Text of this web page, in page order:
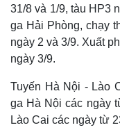
31/8 và 1/9, tàu HP3
ga Hải Phòng, chạy
ngày 2 và 3/9. Xuất
ngày 3/9.
Tuyến Hà Nội - Lào
ga Hà Nội các ngày
Lào Cai các ngày từ